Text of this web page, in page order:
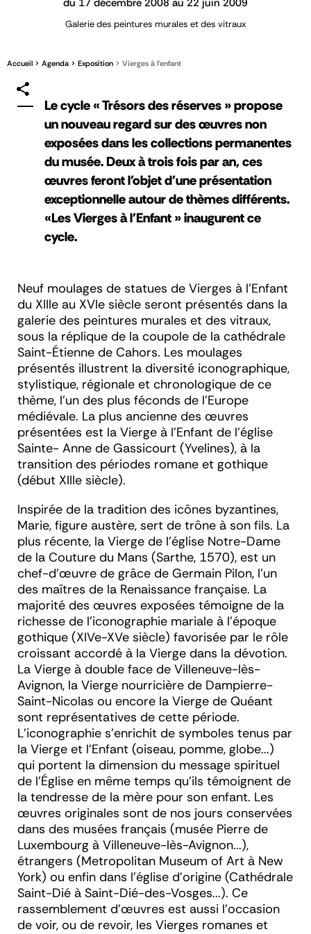
du 17 décembre 2008 au 22 juin 2009
Galerie des peintures murales et des vitraux
Accueil Agenda Exposition Vierges à l'enfant
Le cycle « Trésors des réserves » propose
un nouveau regard sur des œuvres non
exposées dans les collections permanentes
du musée. Deux à trois fois par an, ces
œuvres feront l'objet d'une présentation
exceptionnelle autour de thèmes différents.
«Les Vierges à l'Enfant » inaugurent ce
cycle.
Neuf moulages de statues de Vierges à l'Enfant
du XIIIe au XVIe siècle seront présentés dans la
galerie des peintures murales et des vitraux,
sous la réplique de la coupole de la cathédrale
Saint-Étienne de Cahors. Les moulages
présentés illustrent la diversité iconographique,
stylistique, régionale et chronologique de ce
thème, l'un des plus féconds de l'Europe
médiévale. La plus ancienne des œuvres
présentées est la Vierge à l'Enfant de l'église
Sainte- Anne de Gassicourt (Yvelines), à la
transition des périodes romane et gothique
(début XIIIe siècle).
Inspirée de la tradition des icônes byzantines,
Marie, figure austère, sert de trône à son fils. La
plus récente, la Vierge de l'église Notre-Dame
de la Couture du Mans (Sarthe, 1570), est un
chef-d'œuvre de grâce de Germain Pilon, l'un
des maîtres de la Renaissance française. La
majorité des œuvres exposées témoigne de la
richesse de l'iconographie mariale à l'époque
gothique (XIVe-XVe siècle) favorisée par le rôle
croissant accordé à la Vierge dans la dévotion.
La Vierge à double face de Villeneuve-lès-
Avignon, la Vierge nourricière de Dampierre-
Saint-Nicolas ou encore la Vierge de Quéant
sont représentatives de cette période.
L'iconographie s'enrichit de symboles tenus par
la Vierge et l'Enfant (oiseau, pomme, globe...)
qui portent la dimension du message spirituel
de l'Église en même temps qu'ils témoignent de
la tendresse de la mère pour son enfant. Les
œuvres originales sont de nos jours conservées
dans des musées français (musée Pierre de
Luxembourg à Villeneuve-lès-Avignon...),
étrangers (Metropolitan Museum of Art à New
York) ou enfin dans l'église d'origine (Cathédrale
Saint-Dié à Saint-Dié-des-Vosges...). Ce
rassemblement d'œuvres est aussi l'occasion
de voir, ou de revoir, les Vierges romanes et